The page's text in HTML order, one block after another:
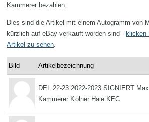
Kammerer bezahlen.
Dies sind die Artikel mit einem Autogramm von
kürzlich auf eBay verkauft worden sind - klicken
Artikel zu sehen
Bild Artikelbezeichnung
DEL 22-23 2022-2023 SIGNIERT
Kammerer Kölner Haie KEC